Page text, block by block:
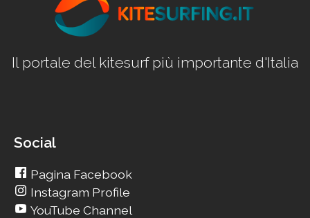
Il portale del kitesurf più importante d'Italia
Social
Pagina Facebook
Instagram Profile
YouTube Channel